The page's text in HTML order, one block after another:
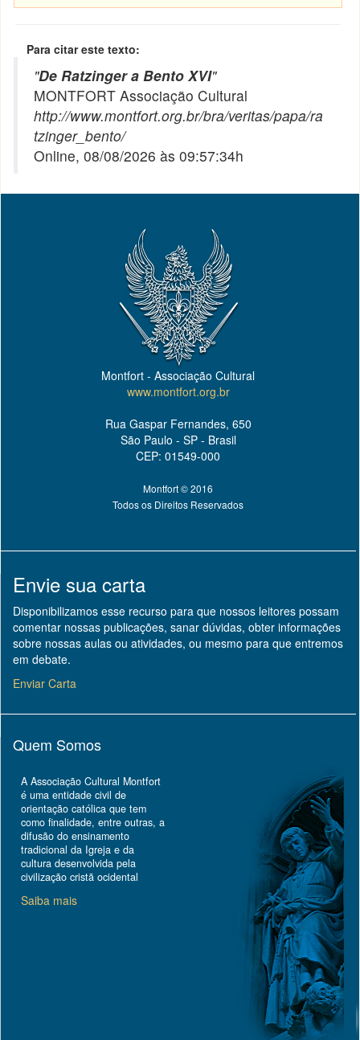
Para citar este texto:
"De Ratzinger a Bento XVI"
MONTFORT Associação Cultural
http://www.montfort.org.br/bra/veritas/papa/ra
tzinger_bento/
Online, 08/08/2026 às 09:57:34h
Topo
Montfort - Associação Cultural
www.montfort.org.br
Rua Gaspar Fernandes, 650
São Paulo - SP - Brasil
CEP: 01549-000
Montfort © 2016
Todos os Direitos Reservados
Envie sua carta
Disponibilizamos esse recurso para que nossos leitores possam
comentar nossas publicações, sanar dúvidas, obter informações
sobre nossas aulas ou atividades, ou mesmo para que entremos
em debate.
Enviar Carta
Quem Somos
A Associação Cultural Montfort
é uma entidade civil de
orientação católica que tem
como finalidade, entre outras, a
difusão do ensinamento
tradicional da Igreja e da
cultura desenvolvida pela
civilização cristã ocidental
Saiba mais